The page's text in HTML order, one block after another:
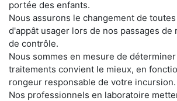
portée des enfants.
Nous assurons le changement de
d'appât usager lors de nos passages de
de contrôle.
Nous sommes en mesure de
traitements convient le mieux, en
rongeur responsable de votre incursion.
Nos professionnels en laboratoire